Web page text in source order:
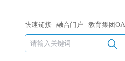
快速链接 融合门户 教育集团OA